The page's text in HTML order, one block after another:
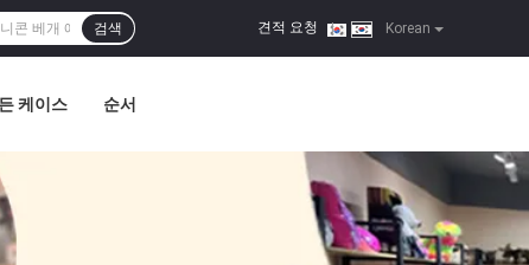
Korean
견적 요청 |
검색
케이스 순서